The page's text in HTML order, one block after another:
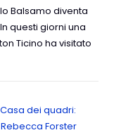
Balsamo diventa
questi giorni una
Ticino ha visitato
dei quadri:
Forster